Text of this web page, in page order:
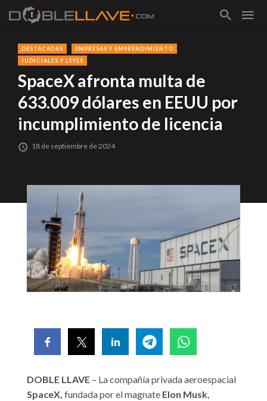
DESTACADAS
EMPRESAS Y EMPRENDIMIENTO
JUDICIALES Y LEYES
SpaceX afronta multa de
633.009 dólares en EEUU por
incumplimiento de licencia
18 de septiembre de 2024
DOBLE LLAVE – La compañía privada aeroespacial
SpaceX, fundada por el magnate Elon Musk,